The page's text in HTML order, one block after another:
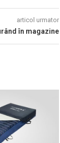
articol urmator
în magazine